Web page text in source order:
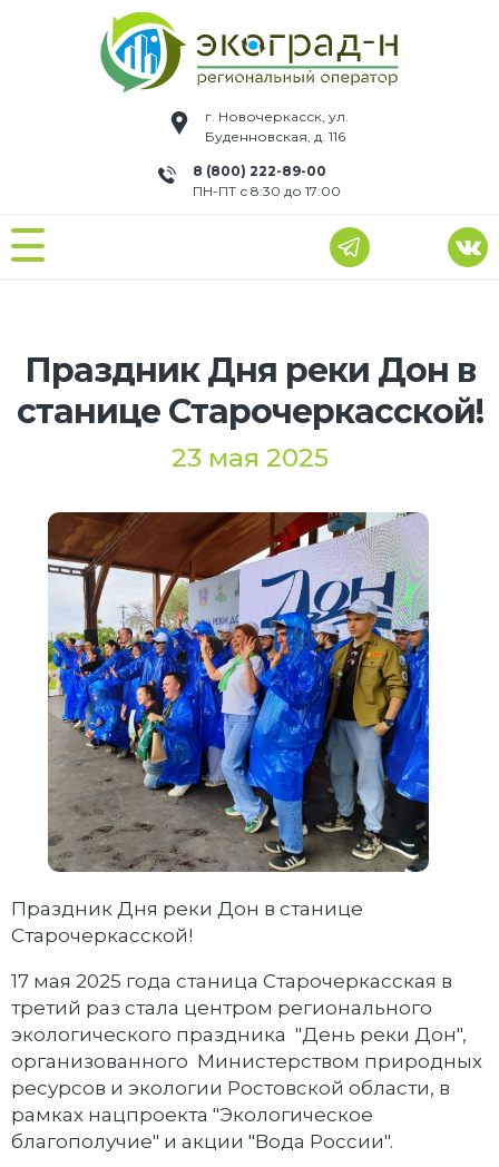
г. Новочеркасск, ул.
Буденновская, д. 116
8 (800) 222-89-00
ПН-ПТ с 8:30 до 17:00
Праздник Дня реки Дон в
станице Старочеркасской!
23 мая 2025
Праздник Дня реки Дон в станице
Старочеркасской!
17 мая 2025 года станица Старочеркасская в
третий раз стала центром регионального
экологического праздника "День реки Дон",
организованного Министерством природных
ресурсов и экологии Ростовской области, в
рамках нацпроекта "Экологическое
благополучие" и акции "Вода России".